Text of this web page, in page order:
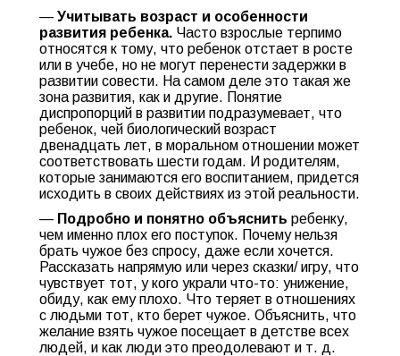
— Учитывать возраст и особенности
развития ребенка. Часто взрослые терпимо
относятся к тому, что ребенок отстает в росте
или в учебе, но не могут перенести задержки в
развитии совести. На самом деле это такая же
зона развития, как и другие. Понятие
диспропорций в развитии подразумевает, что
ребенок, чей биологический возраст
двенадцать лет, в моральном отношении может
соответствовать шести годам. И родителям,
которые занимаются его воспитанием, придется
исходить в своих действиях из этой реальности.
— Подробно и понятно объяснить ребенку,
чем именно плох его поступок. Почему нельзя
брать чужое без спросу, даже если хочется.
Рассказать напрямую или через сказки/ игру, что
чувствует тот, у кого украли что-то: унижение,
обиду, как ему плохо. Что теряет в отношениях
с людьми тот, кто берет чужое. Объяснить, что
желание взять чужое посещает в детстве всех
людей, и как люди это преодолевают и т. д.